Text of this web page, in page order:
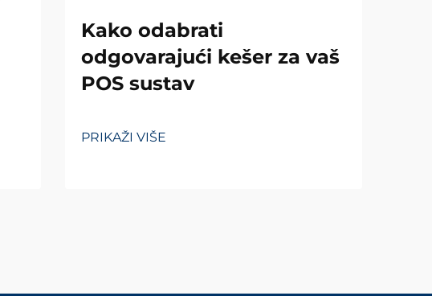
Kako odabrati
odgovarajući kešer za vaš
POS sustav
PRIKAŽI VIŠE